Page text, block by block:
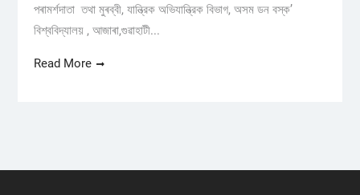
পৰামৰ্শদাতা তথা মুৰব্বী, যান্ত্রিক অভিযান্ত্রিক বিভাগ, অসম ডন বস্ক’
বিশ্ববিদ্যালয় , আজাৰা,গুৱাহাটী...
Read More